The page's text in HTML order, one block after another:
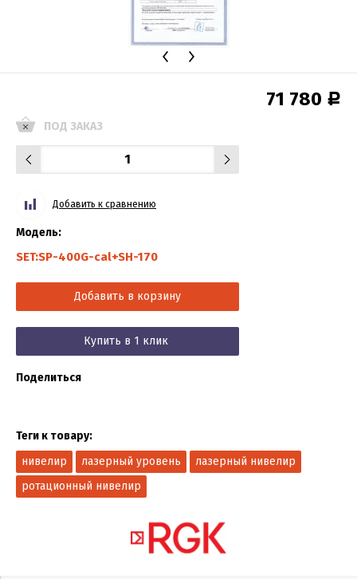
71 780 Р
ПОД ЗАКАЗ
Добавить к сравнению
Модель:
SET:SP-400G-cal+SH-170
Добавить в корзину
Купить в 1 клик
Поделиться
Теги к товару:
нивелир
лазерный уровень
лазерный нивелир
ротационный нивелир